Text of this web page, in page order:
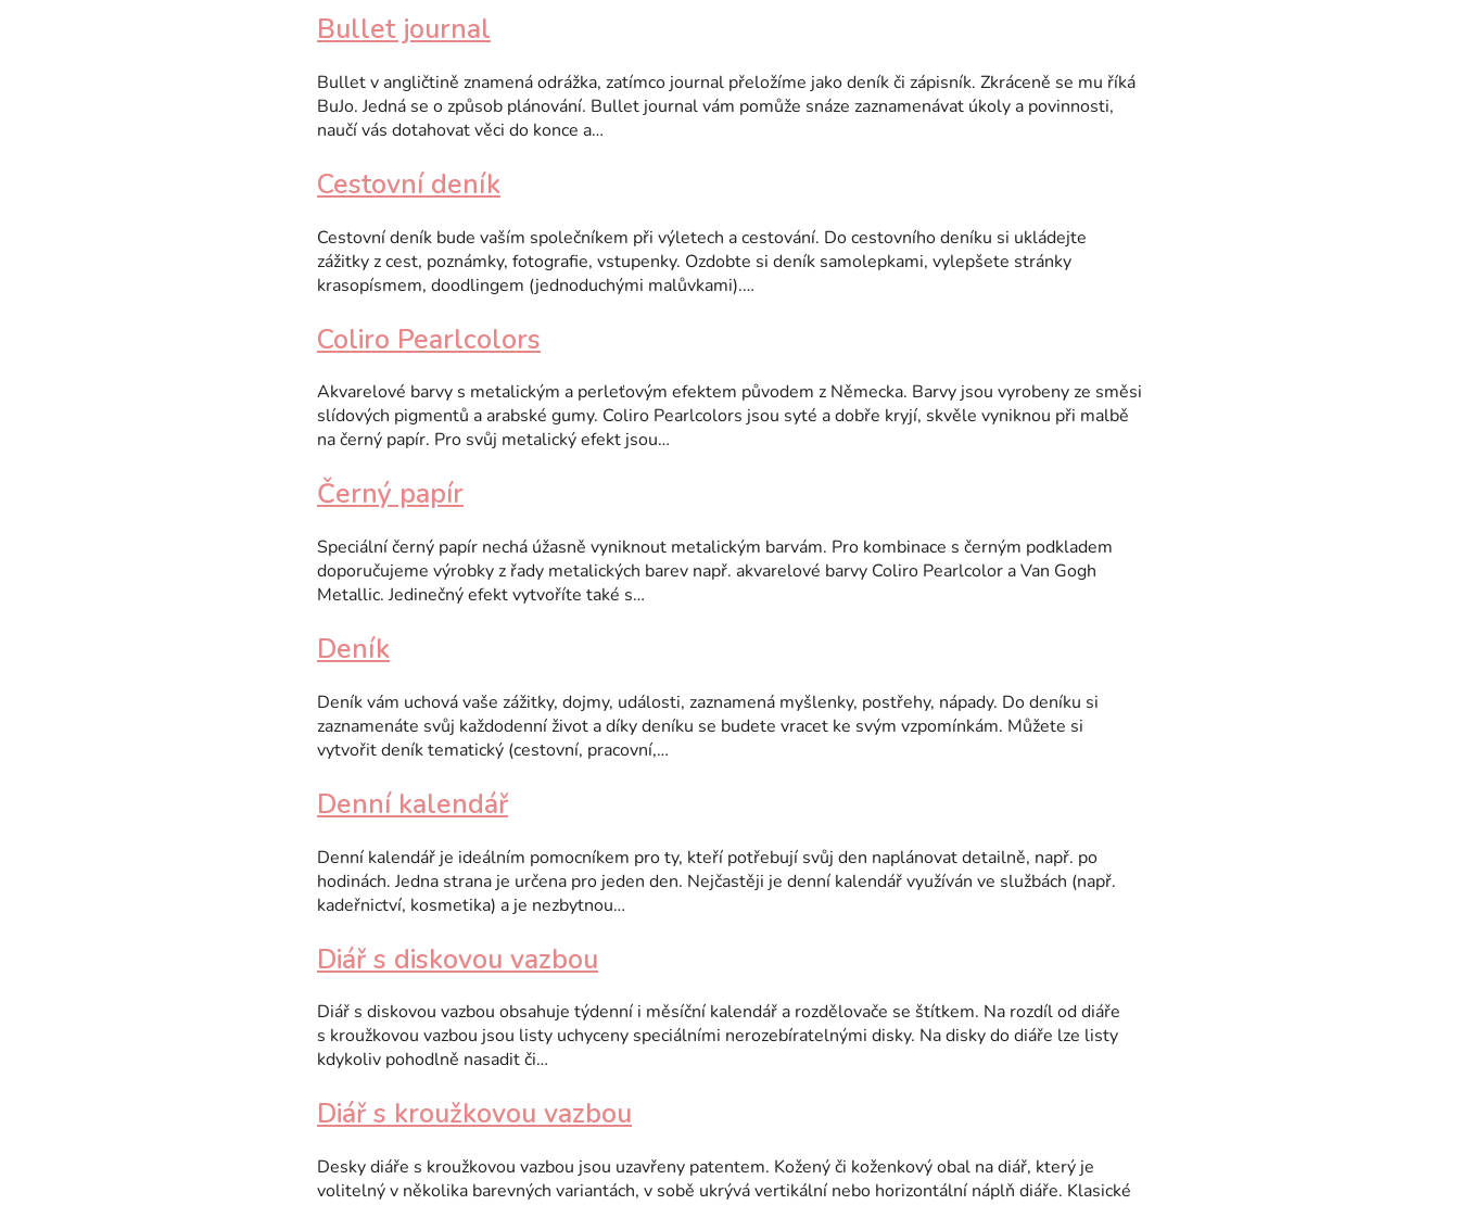
Bullet journal
Bullet v angličtině znamená odrážka, zatímco journal přeložíme jako deník či zápisník. Zkráceně se mu říká
BuJo. Jedná se o způsob plánování. Bullet journal vám pomůže snáze zaznamenávat úkoly a povinnosti,
naučí vás dotahovat věci do konce a…
Cestovní deník
Cestovní deník bude vaším společníkem při výletech a cestování. Do cestovního deníku si ukládejte
zážitky z cest, poznámky, fotografie, vstupenky. Ozdobte si deník samolepkami, vylepšete stránky
krasopísmem, doodlingem (jednoduchými malůvkami).…
Coliro Pearlcolors
Akvarelové barvy s metalickým a perleťovým efektem původem z Německa. Barvy jsou vyrobeny ze směsi
slídových pigmentů a arabské gumy. Coliro Pearlcolors jsou syté a dobře kryjí, skvěle vyniknou při malbě
na černý papír. Pro svůj metalický efekt jsou…
Černý papír
Speciální černý papír nechá úžasně vyniknout metalickým barvám. Pro kombinace s černým podkladem
doporučujeme výrobky z řady metalických barev např. akvarelové barvy Coliro Pearlcolor a Van Gogh
Metallic. Jedinečný efekt vytvoříte také s…
Deník
Deník vám uchová vaše zážitky, dojmy, události, zaznamená myšlenky, postřehy, nápady. Do deníku si
zaznamenáte svůj každodenní život a díky deníku se budete vracet ke svým vzpomínkám. Můžete si
vytvořit deník tematický (cestovní, pracovní,…
Denní kalendář
Denní kalendář je ideálním pomocníkem pro ty, kteří potřebují svůj den naplánovat detailně, např. po
hodinách. Jedna strana je určena pro jeden den. Nejčastěji je denní kalendář využíván ve službách (např.
kadeřnictví, kosmetika) a je nezbytnou…
Diář s diskovou vazbou
Diář s diskovou vazbou obsahuje týdenní i měsíční kalendář a rozdělovače se štítkem. Na rozdíl od diáře
s kroužkovou vazbou jsou listy uchyceny speciálními nerozebíratelnými disky. Na disky do diáře lze listy
kdykoliv pohodlně nasadit či…
Diář s kroužkovou vazbou
Desky diáře s kroužkovou vazbou jsou uzavřeny patentem. Kožený či koženkový obal na diář, který je
volitelný v několika barevných variantách, v sobě ukrývá vertikální nebo horizontální náplň diáře. Klasické